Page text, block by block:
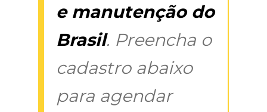
e manutenção do
Brasil. Preencha o
cadastro abaixo
para agendar